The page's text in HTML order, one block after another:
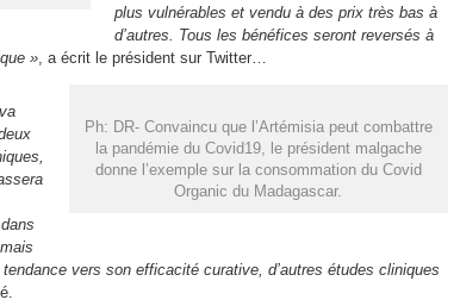
plus vulnérables et vendu à des prix très bas à
d’autres. Tous les bénéfices seront reversés à
», a écrit le président sur Twitter…
Ph: DR- Convaincu que l’Artémisia peut combattre
la pandémie du Covid19, le président malgache
donne l’exemple sur la consommation du Covid
Organic du Madagascar.
vers son efficacité curative, d’autres études cliniques